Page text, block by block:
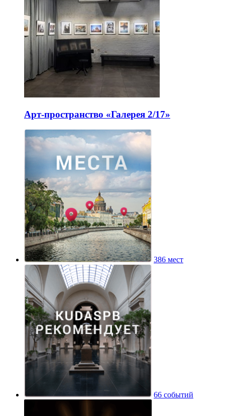
Арт-пространство «Галерея 2/17»
386 мест
66 событий